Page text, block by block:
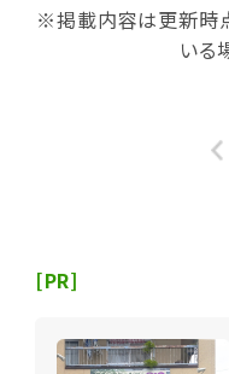
※掲載内容は更新時
いる
[PR]